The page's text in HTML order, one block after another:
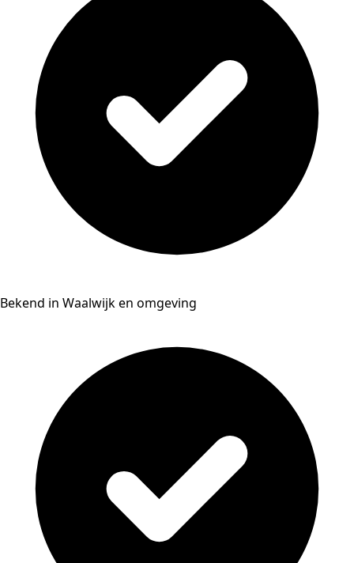
Bekend in Waalwijk en omgeving